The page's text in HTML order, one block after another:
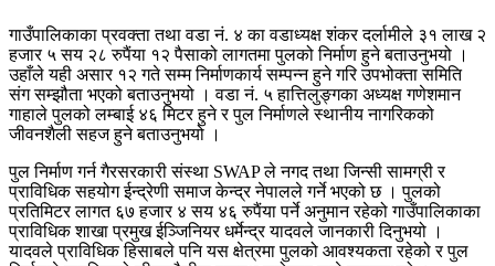
गाउँपालिकाका प्रवक्ता तथा वडा नं. ४ का वडाध्यक्ष शंकर दर्लामीले ३१ लाख २
हजार ५ सय २८ रुपैंया १२ पैसाको लागतमा पुलको निर्माण हुने बताउनुभयो ।
उहाँले यही असार १२ गते सम्म निर्माणकार्य सम्पन्न हुने गरि उपभोक्ता समिति
संग सम्झौता भएको बताउनुभयो । वडा नं. ५ हात्तिलुङ्गका अध्यक्ष गणेशमान
गाहाले पुलको लम्बाई ४६ मिटर हुने र पुल निर्माणले स्थानीय नागरिकको
जीवनशैली सहज हुने बताउनुभयो ।
पुल निर्माण गर्न गैरसरकारी संस्था SWAP ले नगद तथा जिन्सी सामग्री र
प्राविधिक सहयोग ईन्द्रेणी समाज केन्द्र नेपालले गर्ने भएको छ । पुलको
प्रतिमिटर लागत ६७ हजार ४ सय ४६ रुपैंया पर्ने अनुमान रहेको गाउँपालिकाका
प्राविधिक शाखा प्रमुख ईञ्जिनियर धर्मेन्द्र यादवले जानकारी दिनुभयो ।
यादवले प्राविधिक हिसाबले पनि यस क्षेत्रमा पुलको आवश्यकता रहेको र पुल